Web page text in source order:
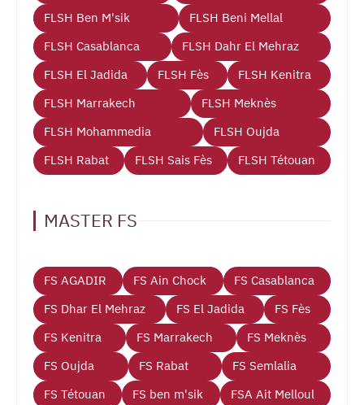
FLSH Ben M'sik
FLSH Beni Mellal
FLSH Casablanca
FLSH Dahr El Mehraz
FLSH El Jadida
FLSH Fès
FLSH Kenitra
FLSH Marrakech
FLSH Meknès
FLSH Mohammedia
FLSH Oujda
FLSH Rabat
FLSH Sais Fès FLSH Tétouan
MASTER FS
FS AGADIR FS Ain Chock
FS Casablanca
FS Dhar El Mehraz
FS El Jadida
FS Fès
FS Kenitra
FS Marrakech
FS Meknès
FS Oujda
FS Rabat
FS Semlalia
FS Tétouan
FS ben m'sik FSA Ait Melloul